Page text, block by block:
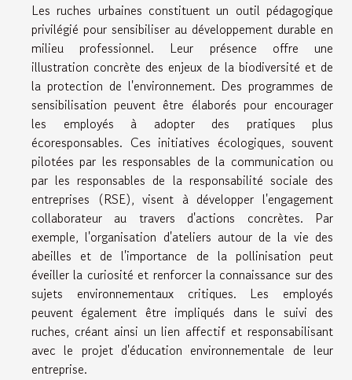
Les ruches urbaines constituent un outil pédagogique
privilégié pour sensibiliser au développement durable en
milieu professionnel. Leur présence offre une
illustration concrète des enjeux de la biodiversité et de
la protection de l'environnement. Des programmes de
sensibilisation peuvent être élaborés pour encourager
les employés à adopter des pratiques plus
écoresponsables. Ces initiatives écologiques, souvent
pilotées par les responsables de la communication ou
par les responsables de la responsabilité sociale des
entreprises (RSE), visent à développer l'engagement
collaborateur au travers d'actions concrètes. Par
exemple, l'organisation d'ateliers autour de la vie des
abeilles et de l'importance de la pollinisation peut
éveiller la curiosité et renforcer la connaissance sur des
sujets environnementaux critiques. Les employés
peuvent également être impliqués dans le suivi des
ruches, créant ainsi un lien affectif et responsabilisant
avec le projet d'éducation environnementale de leur
entreprise.